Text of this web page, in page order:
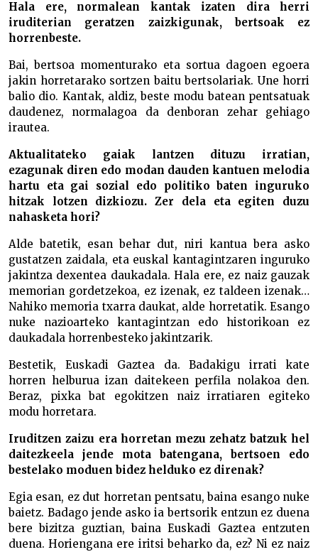
Hala ere, normalean kantak izaten dira herri
iruditerian geratzen zaizkigunak, bertsoak ez
horrenbeste.
Bai, bertsoa momenturako eta sortua dagoen egoera
jakin horretarako sortzen baitu bertsolariak. Une horri
balio dio. Kantak, aldiz, beste modu batean pentsatuak
daudenez, normalagoa da denboran zehar gehiago
irautea.
Aktualitateko gaiak lantzen dituzu irratian,
ezagunak diren edo modan dauden kantuen melodia
hartu eta gai sozial edo politiko baten inguruko
hitzak lotzen dizkiozu. Zer dela eta egiten duzu
nahasketa hori?
Alde batetik, esan behar dut, niri kantua bera asko
gustatzen zaidala, eta euskal kantagintzaren inguruko
jakintza dexentea daukadala. Hala ere, ez naiz gauzak
memorian gordetzekoa, ez izenak, ez taldeen izenak…
Nahiko memoria txarra daukat, alde horretatik. Esango
nuke nazioarteko kantagintzan edo historikoan ez
daukadala horrenbesteko jakintzarik.
Bestetik, Euskadi Gaztea da. Badakigu irrati kate
horren helburua izan daitekeen perfila nolakoa den.
Beraz, pixka bat egokitzen naiz irratiaren egiteko
modu horretara.
Iruditzen zaizu era horretan mezu zehatz batzuk hel
daitezkeela jende mota batengana, bertsoen edo
bestelako moduen bidez helduko ez direnak?
Egia esan, ez dut horretan pentsatu, baina esango nuke
baietz. Badago jende asko ia bertsorik entzun ez duena
bere bizitza guztian, baina Euskadi Gaztea entzuten
duena. Horiengana ere iritsi beharko da, ez? Ni ez naiz